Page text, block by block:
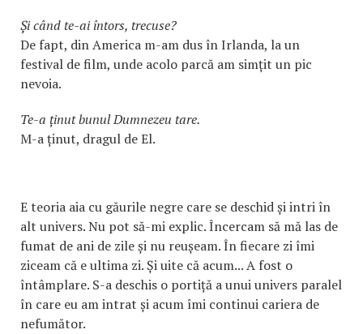
Și când te-ai întors, trecuse?
De fapt, din America m-am dus în Irlanda, la un
festival de film, unde acolo parcă am simțit un pic
nevoia.
Te-a ținut bunul Dumnezeu tare.
M-a ținut, dragul de El.
E teoria aia cu găurile negre care se deschid și intri în
alt univers. Nu pot să-mi explic. Încercam să mă las de
fumat de ani de zile și nu reușeam. În fiecare zi îmi
ziceam că e ultima zi. Și uite că acum... A fost o
întâmplare. S-a deschis o portiță a unui univers paralel
în care eu am intrat și acum îmi continui cariera de
nefumător.